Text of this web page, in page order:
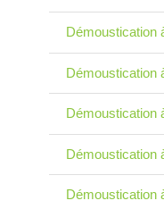
Démoustication
Démoustication
Démoustication
Démoustication
Démoustication